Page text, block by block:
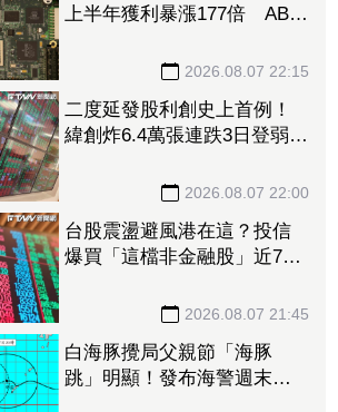
上半年獲利暴漲177倍 ABF
2026.08.07 22:15
二度延發股利創史上首例！
緯創炸6.4萬張連跌3日登弱勢
2026.08.07 22:00
台股震盪避風港在這？投信
爆買「這檔非金融股」近7千
2026.08.07 21:45
白海豚攪局父親節「海豚
跳」明顯！發布海警週末影